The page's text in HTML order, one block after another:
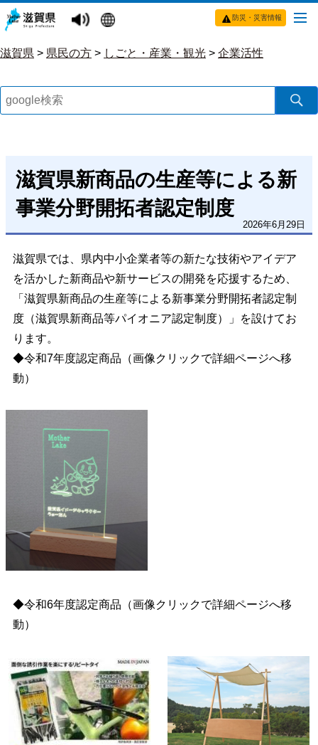
防災・災害情報
滋賀県 > 県民の方 > しごと・産業・観光 > 企業活性
滋賀県新商品の生産等による新
事業分野開拓者認定制度
2026年6月29日
滋賀県では、県内中小企業者等の新たな技術やアイデア
を活かした新商品や新サービスの開発を応援するため、
「滋賀県新商品の生産等による新事業分野開拓者認定制
度（滋賀県新商品等パイオニア認定制度）」を設けてお
ります。
◆令和7年度認定商品（画像クリックで詳細ページへ移
動）
◆令和6年度認定商品（画像クリックで詳細ページへ移
動）